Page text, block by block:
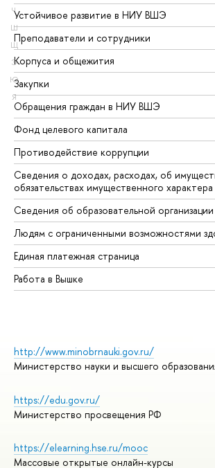
Ч
Ш
Щ
Э
Ю
Я
Устойчивое развитие в НИУ ВШЭ
Преподаватели и сотрудники
Корпуса и общежития
Закупки
Обращения граждан в НИУ ВШЭ
Фонд целевого капитала
Противодействие коррупции
Сведения о доходах, расходах, об
обязательствах имущественного характера
Сведения об образовательной организации
Людям с ограниченными возможностями
Единая платежная страница
Работа в Вышке
http://www.minobrnauki.gov.ru/
Министерство науки и высшего
https://edu.gov.ru/
Министерство просвещения РФ
https://elearning.hse.ru/mooc
Массовые открытые онлайн-курсы